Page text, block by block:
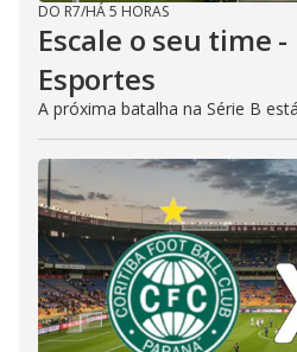
DO R7/HÁ 5 HORAS
Escale o seu time
Esportes
A próxima batalha na Série B